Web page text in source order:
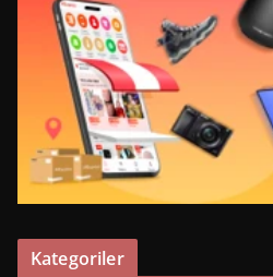
Kategoriler